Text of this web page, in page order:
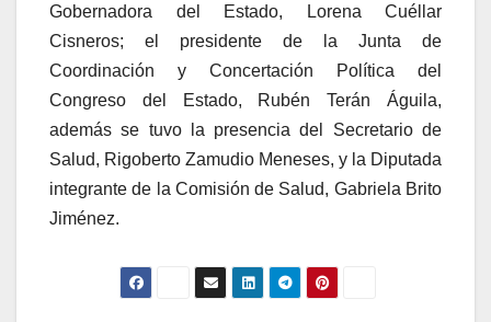
Gobernadora del Estado, Lorena Cuéllar
Cisneros; el presidente de la Junta de
Coordinación y Concertación Política del
Congreso del Estado, Rubén Terán Águila,
además se tuvo la presencia del Secretario de
Salud, Rigoberto Zamudio Meneses, y la Diputada
integrante de la Comisión de Salud, Gabriela Brito
Jiménez.